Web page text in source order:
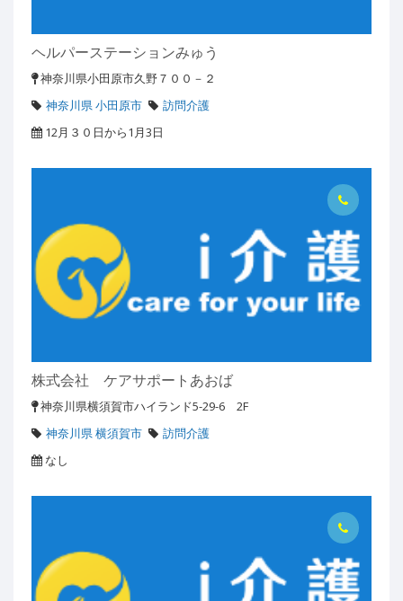
ヘルパーステーションみゅう
神奈川県小田原市久野７００－２
神奈川県 小田原市
訪問介護
12月３０日から1月3日
株式会社 ケアサポートあおば
神奈川県横須賀市ハイランド5-29-6 2F
神奈川県 横須賀市
訪問介護
なし